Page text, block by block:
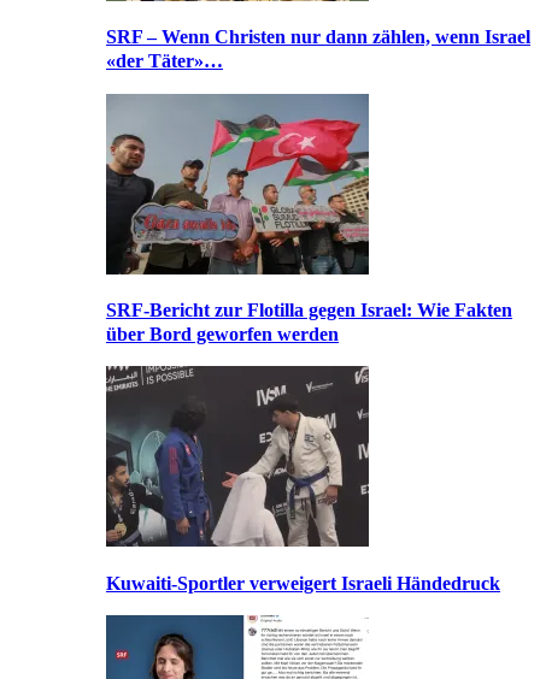
SRF – Wenn Christen nur dann zählen, wenn Israel
«der Täter»…
SRF-Bericht zur Flotilla gegen Israel: Wie Fakten
über Bord geworfen werden
Kuwaiti-Sportler verweigert Israeli Händedruck